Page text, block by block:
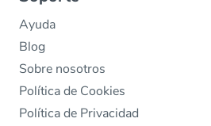
Ayuda
Blog
Sobre nosotros
Política de Cookies
Política de Privacidad